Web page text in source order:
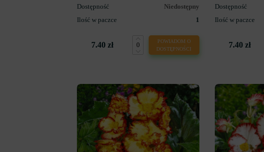
Dostępność
Niedostępny
Ilość w paczce
1
7.40 zł
POWIADOM O
DOSTĘPNOŚCI
Dostępność
Ilość w paczce
7.40 zł